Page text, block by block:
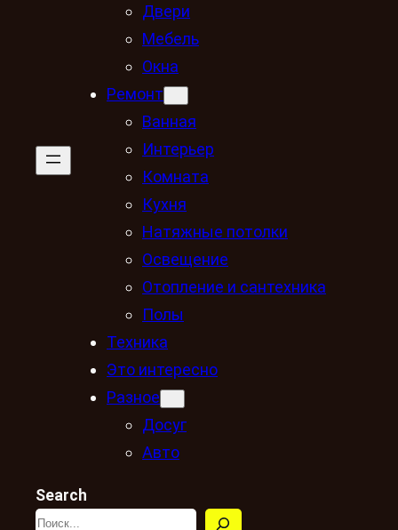
Двери
Мебель
Окна
Ремонт
Ванная
Интерьер
Комната
Кухня
Натяжные потолки
Освещение
Отопление и сантехника
Полы
Техника
Это интересно
Разное
Досуг
Авто
Search